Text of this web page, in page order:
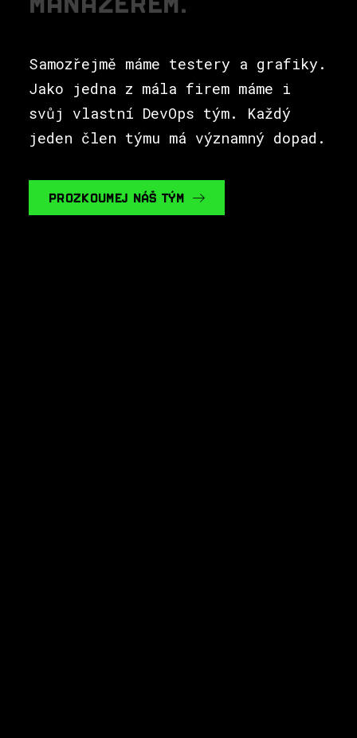
Samozřejmě máme testery a grafiky.
Jako jedna z mála firem máme i
svůj vlastní DevOps tým. Každý
jeden člen týmu má významný dopad.
PROZKOUMEJ NÁŠ TÝM